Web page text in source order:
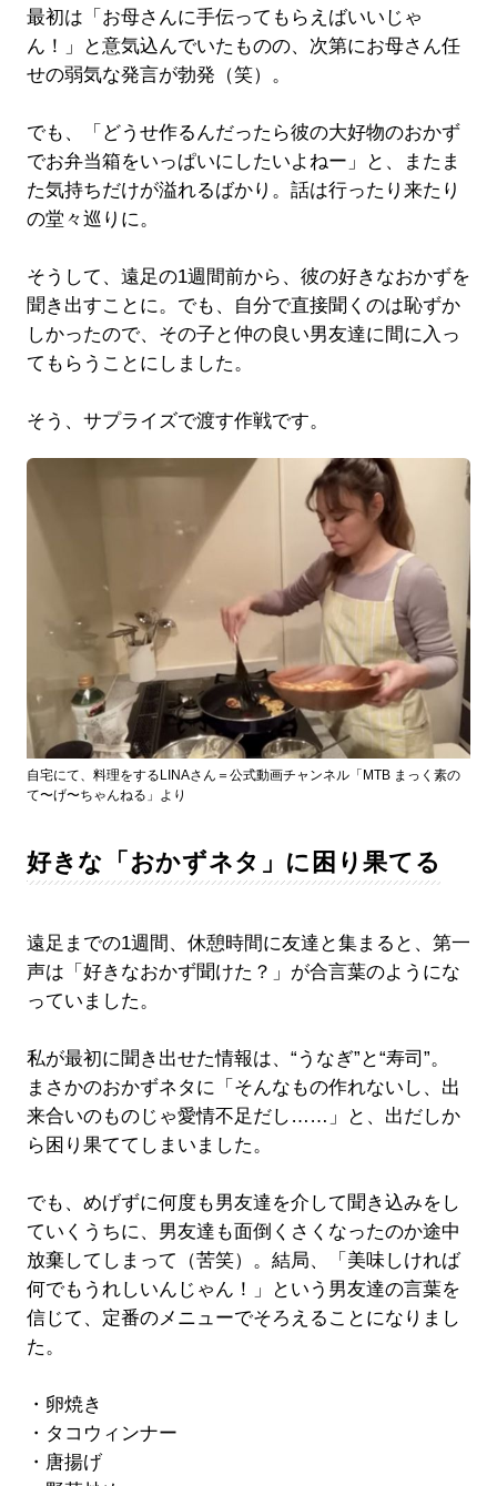
最初は「お母さんに手伝ってもらえばいいじゃ
ん！」と意気込んでいたものの、次第にお母さん任
せの弱気な発言が勃発（笑）。
でも、「どうせ作るんだったら彼の大好物のおかず
でお弁当箱をいっぱいにしたいよねー」と、またま
た気持ちだけが溢れるばかり。話は行ったり来たり
の堂々巡りに。
そうして、遠足の1週間前から、彼の好きなおかずを
聞き出すことに。でも、自分で直接聞くのは恥ずか
しかったので、その子と仲の良い男友達に間に入っ
てもらうことにしました。
そう、サプライズで渡す作戦です。
自宅にて、料理をするLINAさん＝公式動画チャンネル「MTB まっく素の
て〜げ〜ちゃんねる」より
好きな「おかずネタ」に困り果てる
遠足までの1週間、休憩時間に友達と集まると、第一
声は「好きなおかず聞けた？」が合言葉のようにな
っていました。
私が最初に聞き出せた情報は、“うなぎ”と“寿司”。
まさかのおかずネタに「そんなもの作れないし、出
来合いのものじゃ愛情不足だし……」と、出だしか
ら困り果ててしまいました。
でも、めげずに何度も男友達を介して聞き込みをし
ていくうちに、男友達も面倒くさくなったのか途中
放棄してしまって（苦笑）。結局、「美味しければ
何でもうれしいんじゃん！」という男友達の言葉を
信じて、定番のメニューでそろえることになりまし
た。
・卵焼き
・タコウィンナー
・唐揚げ